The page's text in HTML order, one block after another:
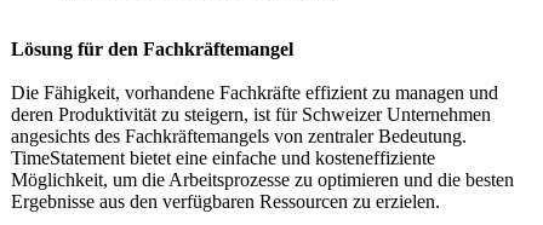
Lösung für den Fachkräftemangel
Die Fähigkeit, vorhandene Fachkräfte effizient zu managen und
deren Produktivität zu steigern, ist für Schweizer Unternehmen
angesichts des Fachkräftemangels von zentraler Bedeutung.
TimeStatement bietet eine einfache und kosteneffiziente
Möglichkeit, um die Arbeitsprozesse zu optimieren und die besten
Ergebnisse aus den verfügbaren Ressourcen zu erzielen.